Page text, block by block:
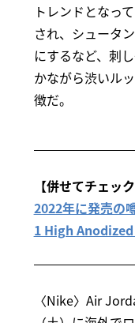
トレンドとなっ
され、シュータ
にするなど、刺
かながら渋いル
徴だ。
【併せてチェッ
2022年に発売の
1 High Anodized
〈Nike〉Air